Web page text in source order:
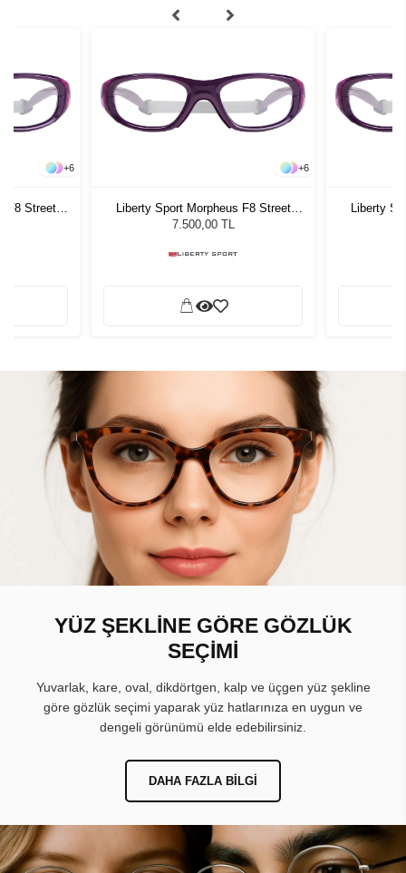
+6
F8 Street
+6
Liberty Sport Morpheus F8 Street
Series 741 48
7.500,00 TL
Liberty
YÜZ ŞEKLİNE GÖRE GÖZLÜK
SEÇİMİ
Yuvarlak, kare, oval, dikdörtgen, kalp ve üçgen yüz şekline
göre gözlük seçimi yaparak yüz hatlarınıza en uygun ve
dengeli görünümü elde edebilirsiniz.
DAHA FAZLA BILGI